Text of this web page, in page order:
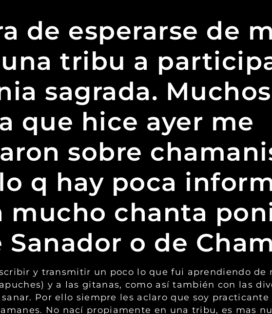
de esperarse de
tribu a
sagrada.
que hice ayer me
sobre
q hay poca
mucho chanta
o de
y transmitir un poco lo que fui aprendiendo de
y a las gitanas, como así también con las
Por ello siempre les aclaro que soy
No nací propiamente en una tribu, es mas